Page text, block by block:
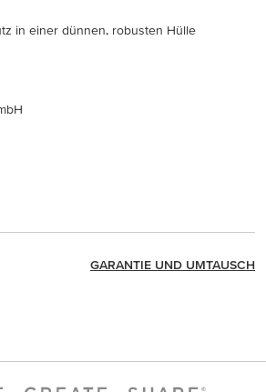
in einer dünnen, robusten Hülle
GARANTIE UND UMTAUSCH